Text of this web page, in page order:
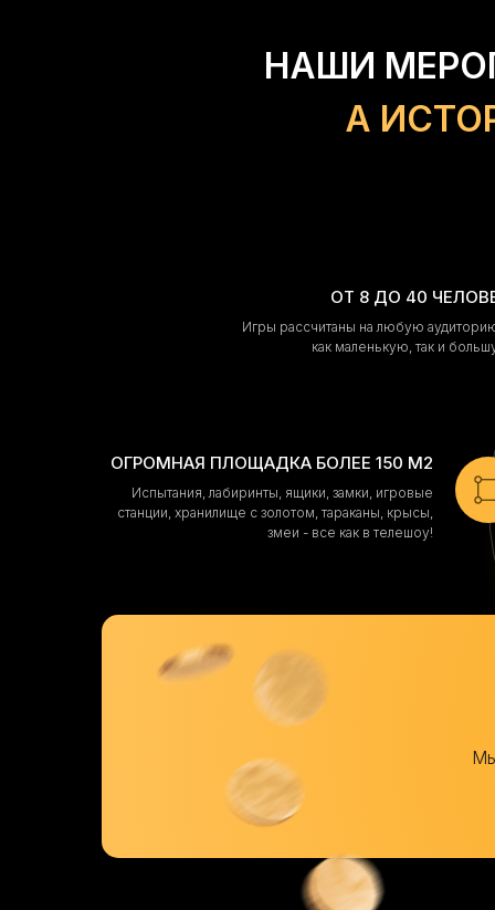
НАШИ
А
ОТ 8 ДО 40
Игры рассчитаны на любую
как маленькую, так и
ОГРОМНАЯ ПЛОЩАДКА БОЛЕЕ 150 М2
Испытания, лабиринты, ящики, замки, игровые
станции, хранилище с золотом, тараканы, крысы,
змеи - все как в телешоу!